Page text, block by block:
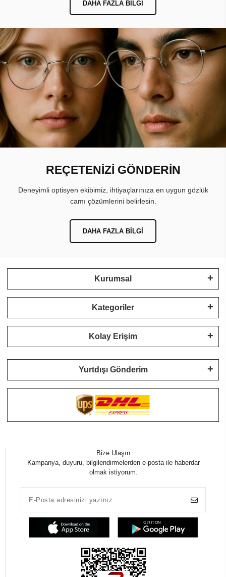
DAHA FAZLA BILGI
REÇETENİZİ GÖNDERİN
Deneyimli optisyen ekibimiz, ihtiyaçlarınıza en uygun gözlük
camı çözümlerini belirlesin.
DAHA FAZLA BILGI
Kurumsal
Kategoriler
Kolay Erişim
Yurtdışı Gönderim
Bize Ulaşın
Kampanya, duyuru, bilgilendirmelerden e-posta ile haberdar
olmak istiyorum.